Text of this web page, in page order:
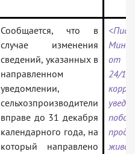
Сообщается, что в
случае изменения
сведений, указанных в
направленном
уведомлении,
сельхозпроизводители
вправе до 31 декабря
календарного года, на
который направлено
от
24/